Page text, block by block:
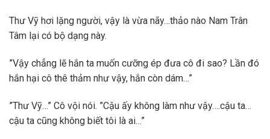
Thư Vỹ hơi lặng người, vậy là vừa nãy…thảo nào Nam Trân
Tâm lại có bộ dạng này.
”Vậy chẳng lẽ hắn ta muốn cưỡng ép đưa cô đi sao? Lần đó
hắn hại cô thê thảm như vậy, hắn còn dám…”
”Thư Vỹ…” Cô vội nói. ”Cậu ấy không làm như vậy….cậu ta…
cậu ta cũng không biết tôi là ai…”